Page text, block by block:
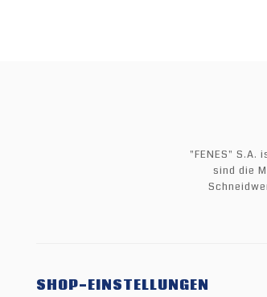
"FENES"
sind die
SHOP-EINSTELLUNGEN